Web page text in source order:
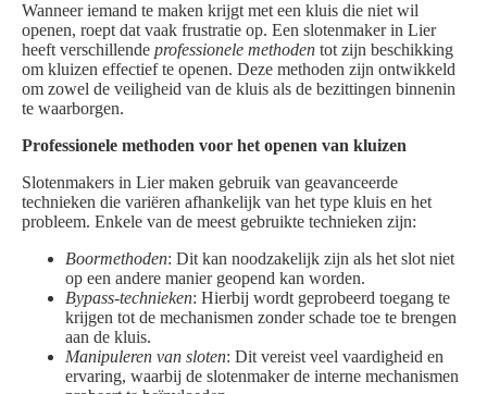
Wanneer iemand te maken krijgt met een kluis die niet wil
openen, roept dat vaak frustratie op. Een slotenmaker in Lier
heeft verschillende professionele methoden tot zijn beschikking
om kluizen effectief te openen. Deze methoden zijn ontwikkeld
om zowel de veiligheid van de kluis als de bezittingen binnenin
te waarborgen.
Professionele methoden voor het openen van kluizen
Slotenmakers in Lier maken gebruik van geavanceerde
technieken die variëren afhankelijk van het type kluis en het
probleem. Enkele van de meest gebruikte technieken zijn:
Boormethoden: Dit kan noodzakelijk zijn als het slot niet
op een andere manier geopend kan worden.
Bypass-technieken: Hierbij wordt geprobeerd toegang te
krijgen tot de mechanismen zonder schade toe te brengen
aan de kluis.
Manipuleren van sloten: Dit vereist veel vaardigheid en
ervaring, waarbij de slotenmaker de interne mechanismen